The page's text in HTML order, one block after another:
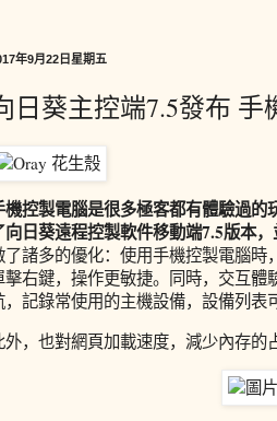
年9月22日星期五
日葵主控端7.5發布
機控製電腦是很多極客都有體驗過
向日葵遠程控製軟件移動端7.5版本
了諸多的優化：使用手機控製電腦
擊右鍵，操作更敏捷。同時，交互
，記錄常使用的主機設備，設備列表
外，也對網頁加載速度，減少內存的